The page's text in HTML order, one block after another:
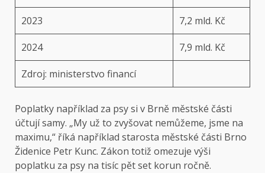
2023 7,2 mld. Kč
2024 7,9 mld. Kč
Zdroj: ministerstvo financí
Poplatky například za psy si v Brně městské části
účtují samy. „My už to zvyšovat nemůžeme, jsme na
maximu,“ říká například starosta městské části Brno
Židenice Petr Kunc. Zákon totiž omezuje výši
poplatku za psy na tisíc pět set korun ročně.